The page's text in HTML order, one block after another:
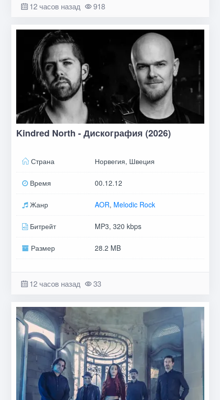
12 часов назад 918
Kindred North - Дискография (2026)
Страна Норвегия, Швеция
Время 00.12.12
Жанр AOR, Melodic Rock
Битрейт MP3, 320 kbps
Размер 28.2 MB
12 часов назад 33